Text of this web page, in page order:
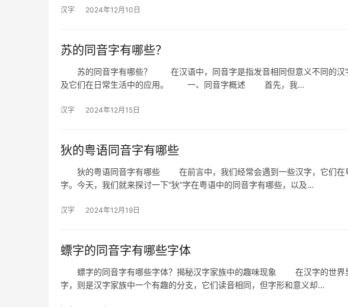
汉字 2024年12月10日
苏的同音字有哪些？
苏的同音字有哪些？ 在汉语中，同音字是指发音相同但意义不同的汉字
及它们在日常生活中的应用。 一、同音字概述 首先，我…
汉字 2024年12月15日
狄的粤语同音字有哪些
狄的粤语同音字有哪些 在前言中，我们经常会遇到一些汉字，它们在粤
字。今天，我们就来探讨一下“狄”字在粤语中的同音字有哪些，以及…
汉字 2024年12月19日
螵字的同音字有哪些字体
螵字的同音字有哪些字体？揭秘汉字家族中的趣味现象 在汉字的世界里
字，则是汉字家族中一个有趣的分支，它们读音相同，但字形和意义却…